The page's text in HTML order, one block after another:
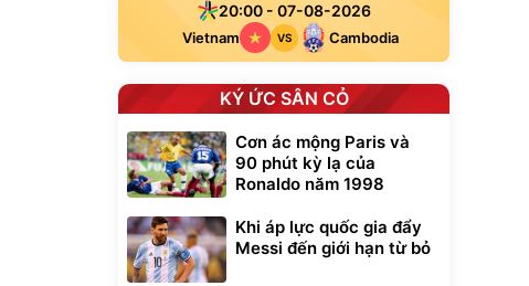
20:00 - 07-08-2026
Vietnam VS Cambodia
KÝ ỨC SÂN CỎ
Cơn ác mộng Paris và
90 phút kỳ lạ của
Ronaldo năm 1998
Khi áp lực quốc gia đẩy
Messi đến giới hạn từ bỏ